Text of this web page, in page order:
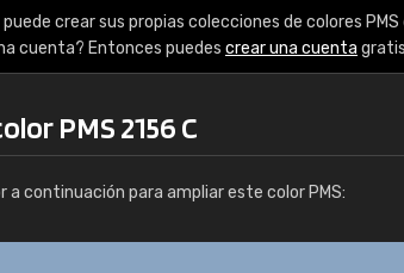
crear sus propias colecciones de colores
cuenta? Entonces puedes crear una cuenta
PMS 2156 C
a continuación para ampliar este color PMS: